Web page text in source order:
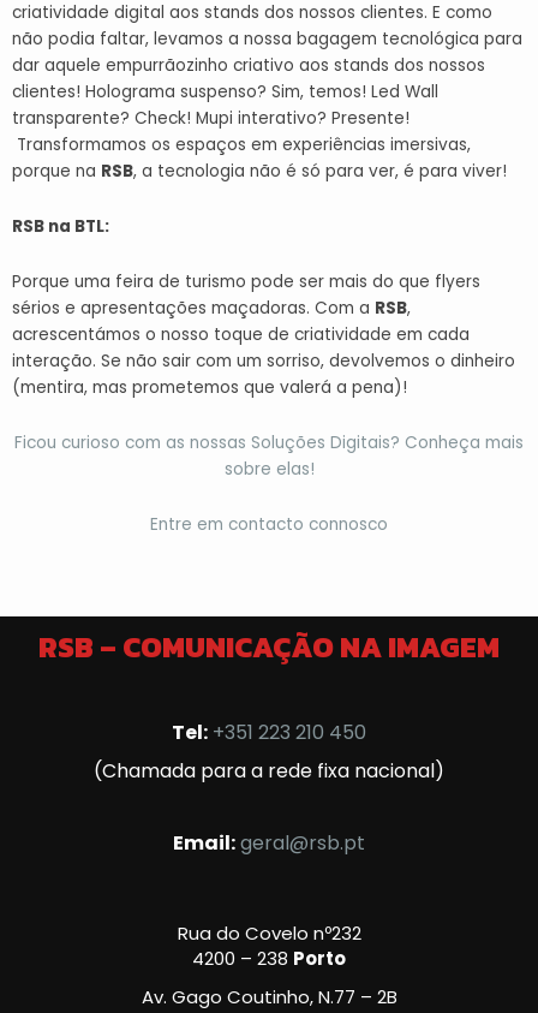
criatividade digital aos stands dos nossos clientes. E como
não podia faltar, levamos a nossa bagagem tecnológica para
dar aquele empurrãozinho criativo aos stands dos nossos
clientes! Holograma suspenso? Sim, temos! Led Wall
transparente? Check! Mupi interativo? Presente!
Transformamos os espaços em experiências imersivas,
porque na RSB, a tecnologia não é só para ver, é para viver!
RSB na BTL:
Porque uma feira de turismo pode ser mais do que flyers
sérios e apresentações maçadoras. Com a RSB,
acrescentámos o nosso toque de criatividade em cada
interação. Se não sair com um sorriso, devolvemos o dinheiro
(mentira, mas prometemos que valerá a pena)!
Ficou curioso com as nossas Soluções Digitais? Conheça mais
sobre elas!
Entre em contacto connosco
RSB – COMUNICAÇÃO NA IMAGEM
Tel: +351 223 210 450
(Chamada para a rede fixa nacional)
Email:geral@rsb.pt
Rua do Covelo nº232
4200 – 238 Porto
Av. Gago Coutinho, N.77 – 2B